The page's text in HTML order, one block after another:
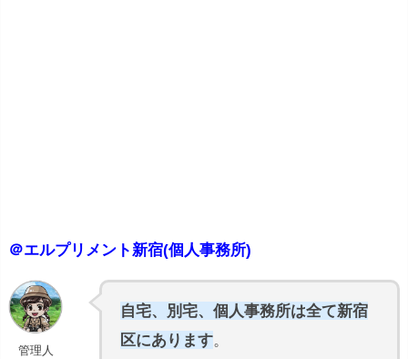
＠エルプリメント新宿(個人事務所)
管理人
自宅、別宅、個人事務所は全て新宿
区にあります。